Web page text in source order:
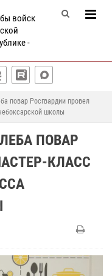
войск
-
повар Росгвардии провел
школы
ПОВАР
КЛАСС